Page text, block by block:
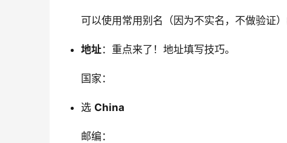
可以使用常用别名（因为不实名，不做验证）
地址：重点来了！地址填写技巧。
国家：
选 China
邮编：